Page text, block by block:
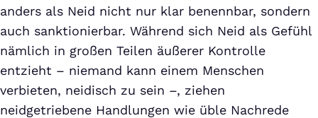
anders als Neid nicht nur klar benennbar, sondern
auch sanktionierbar. Während sich Neid als Gefühl
nämlich in großen Teilen äußerer Kontrolle
entzieht – niemand kann einem Menschen
verbieten, neidisch zu sein –, ziehen
neidgetriebene Handlungen wie üble Nachrede